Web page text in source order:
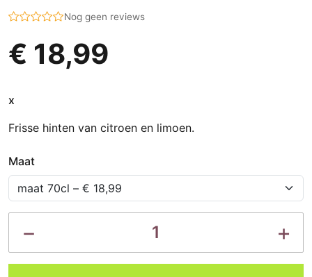
Nog geen reviews
€ 18,99
x
Frisse hinten van citroen en limoen.
Maat
− 1 +